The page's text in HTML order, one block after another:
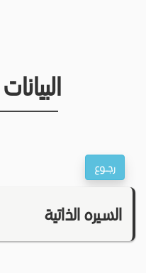
السيره الذاتية